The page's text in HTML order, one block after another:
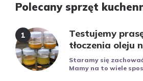
Polecany sprzęt
Testujemy
tłoczenia oleju
Staramy się
Mamy na to wiele